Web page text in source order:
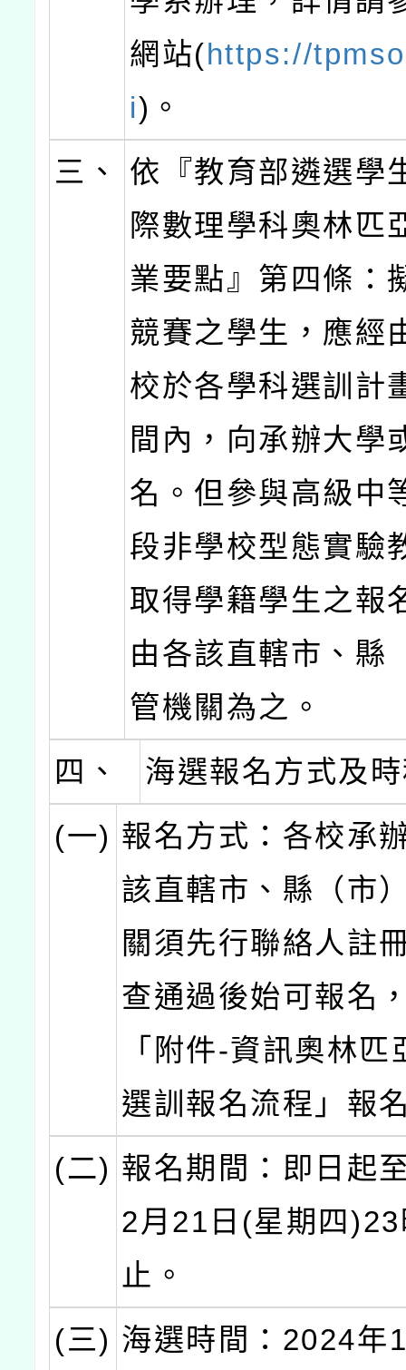
網站(https://
i)。
三、
依『教育部遴選學
際數理學科奧林匹
業要點』第四條：
競賽之學生，應經
校於各學科選訓計
間內，向承辦大學
名。但參與高級中
段非學校型態實驗
取得學籍學生之報
由各該直轄市、縣
管機關為之。
四、
海選報名方式及
(一) 報名方式：各校承
該直轄市、縣（市
關須先行聯絡人註
查通過後始可報名
「附件-資訊奧林匹
選訓報名流程」報
(二) 報名期間：即日起
2月21日(星期四
止。
(三) 海選時間：2024年